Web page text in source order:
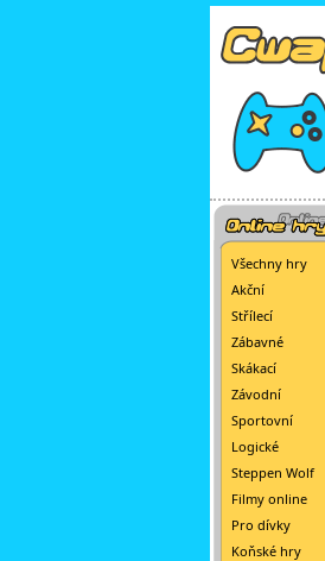
Všechny hry
Akční
Střílecí
Zábavné
Skákací
Závodní
Sportovní
Logické
Steppen Wolf
Filmy online
Pro dívky
Koňské hry